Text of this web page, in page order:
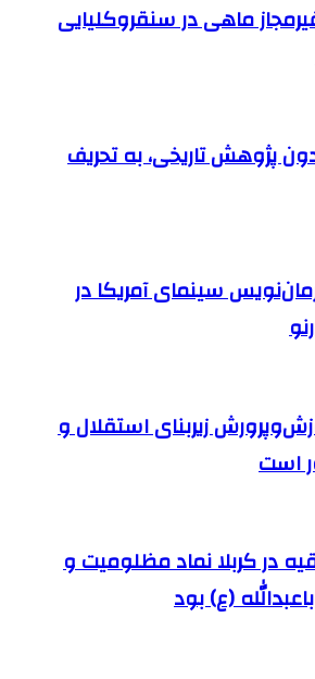
ماهی در سنقروکلیایی
پژوهش تاریخی، به تحریف
رمان‌نویس سینمای آمریکا در
زیربنای استقلال و
است
در کربلا نماد مظلومیت و
(ع) بود